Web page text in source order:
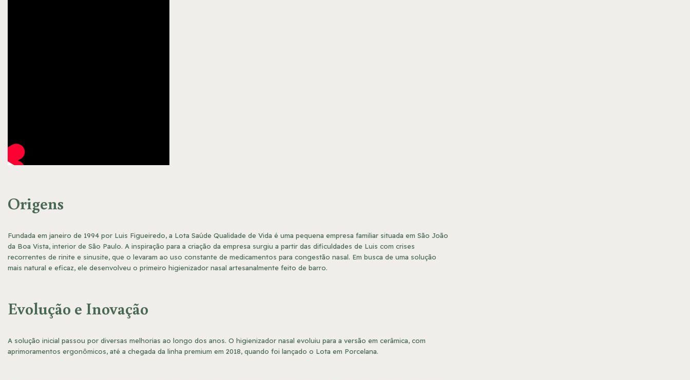
Origens
Fundada em janeiro de 1994 por Luis Figueiredo, a Lota Saúde Qualidade de Vida é uma pequena empresa familiar situada em São João
da Boa Vista, interior de São Paulo. A inspiração para a criação da empresa surgiu a partir das dificuldades de Luis com crises
recorrentes de rinite e sinusite, que o levaram ao uso constante de medicamentos para congestão nasal. Em busca de uma solução
mais natural e eficaz, ele desenvolveu o primeiro higienizador nasal artesanalmente feito de barro.
Evolução e Inovação
A solução inicial passou por diversas melhorias ao longo dos anos. O higienizador nasal evoluiu para a versão em cerâmica, com
aprimoramentos ergonômicos, até a chegada da linha premium em 2018, quando foi lançado o Lota em Porcelana.